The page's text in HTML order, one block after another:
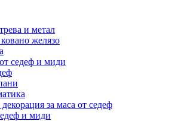
и метал
желязо
седеф и миди
за маса от седеф
и миди